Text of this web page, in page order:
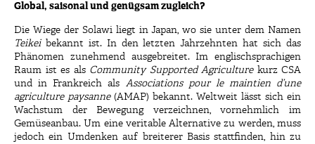
Global, saisonal und genügsam zugleich?
Die Wiege der Solawi liegt in Japan, wo sie unter dem Namen
Teikeibekannt ist. In den letzten Jahrzehnten hat sich das
Phänomen zunehmend ausgebreitet. Im englischsprachigen
Raum ist es als Community Supported Agriculturekurz CSA
und in Frankreich als
Associations pour le maintien d’une
agriculture paysanne(AMAP) bekannt. Weltweit lässt sich ein
Wachstum der Bewegung verzeichnen, vornehmlich im
Gemüseanbau. Um eine veritable Alternative zu werden, muss
jedoch ein Umdenken auf breiterer Basis stattfinden, hin zu